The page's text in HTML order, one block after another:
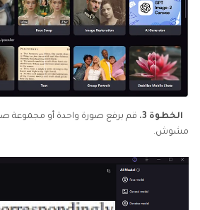
الخطوة 3.
قم برفع صورة واحدة أو مجموعة
مشوش.